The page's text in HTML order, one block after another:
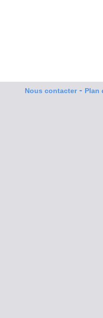
Nous contacter- Plan